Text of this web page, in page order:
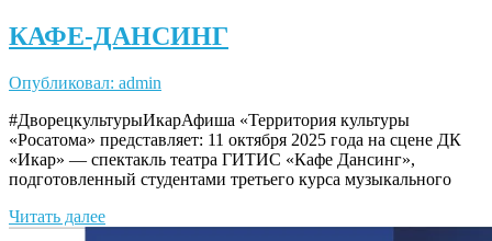
КАФЕ-ДАНСИНГ
Опубликовал: admin
#ДворецкультурыИкарАфиша «Территория культуры
«Росатома» представляет: 11 октября 2025 года на сцене ДК
«Икар» — спектакль театра ГИТИС «Кафе Дансинг»,
подготовленный студентами третьего курса музыкального
Читать далее